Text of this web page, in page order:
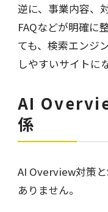
逆に、事業内容、
FAQなどが明確に
ても、検索エンジ
しやすいサイトに
AI
係
AI Overview対策
ありません。